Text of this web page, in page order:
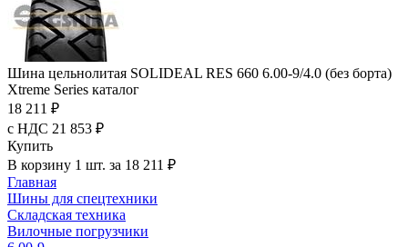
Шина цельнолитая SOLIDEAL RES 660 6.00-9/4.0 (без борта)
Xtreme Series каталог
18 211 ₽
с НДС 21 853 ₽
Купить
В корзину 1 шт. за 18 211 ₽
Главная
Шины для спецтехники
Складская техника
Вилочные погрузчики